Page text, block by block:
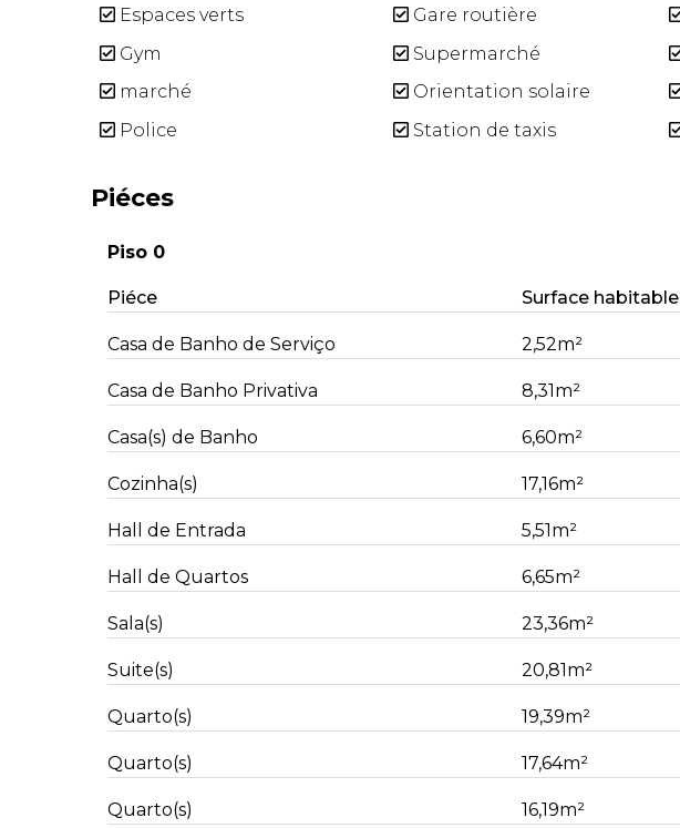
Espaces verts
Gare routière
Gym
Supermarché
marché
Orientation solaire
Police
Station de taxis
Piéces
Piso 0
Piéce Surface habitable
Casa de Banho de Serviço 2,52m²
Casa de Banho Privativa 8,31m²
Casa(s) de Banho 6,60m²
Cozinha(s) 17,16m²
Hall de Entrada 5,51m²
Hall de Quartos 6,65m²
Sala(s) 23,36m²
Suite(s) 20,81m²
Quarto(s) 19,39m²
Quarto(s) 17,64m²
Quarto(s) 16,19m²